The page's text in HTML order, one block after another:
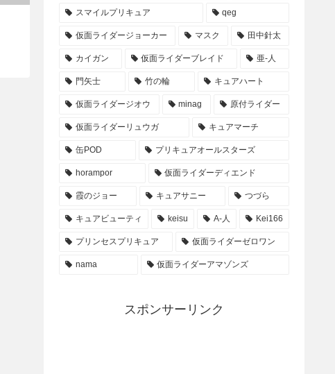
スマイルプリキュア qeg
仮面ライダージョーカー マスク 田中針太
カイガン 仮面ライダーブレイド 亜-人
門矢士 竹の輪 キュアハート
仮面ライダージオウ minag 原付ライダー
仮面ライダーリュウガ キュアマーチ
缶POD プリキュアオールスターズ
horampor 仮面ライダーディエンド
霞のジョー キュアサニー つづら
キュアビューティ keisu A-人 Kei166
プリンセスプリキュア 仮面ライダーゼロワン
nama 仮面ライダーアマゾンズ
スポンサーリンク